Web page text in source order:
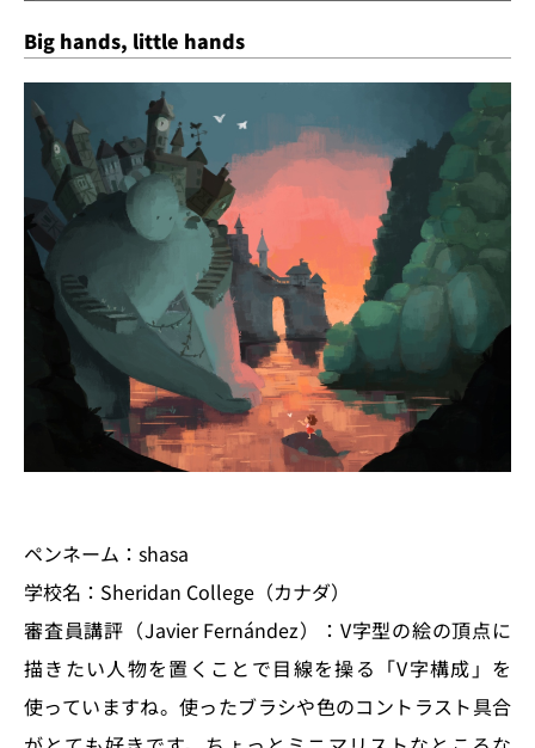
Big hands, little hands
ペンネーム：shasa
学校名：Sheridan College（カナダ）
審査員講評（Javier Fernández）：V字型の絵の頂点に
描きたい人物を置くことで目線を操る「V字構成」を
使っていますね。使ったブラシや色のコントラスト具合